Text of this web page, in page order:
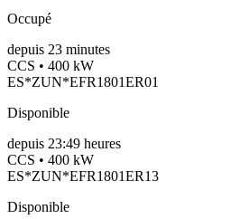
Occupé
depuis 23 minutes
CCS • 400 kW
ES*ZUN*EFR1801ER01
Disponible
depuis 23:49 heures
CCS • 400 kW
ES*ZUN*EFR1801ER13
Disponible